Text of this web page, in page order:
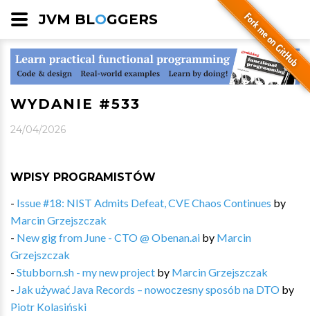
JVM BLOGGERS
WYDANIE #533
24/04/2026
WPISY PROGRAMISTÓW
- Issue #18: NIST Admits Defeat, CVE Chaos Continues by
Marcin Grzejszczak
- New gig from June - CTO @ Obenan.ai by Marcin
Grzejszczak
- Stubborn.sh - my new project by Marcin Grzejszczak
- Jak używać Java Records – nowoczesny sposób na DTO by
Piotr Kolasiński